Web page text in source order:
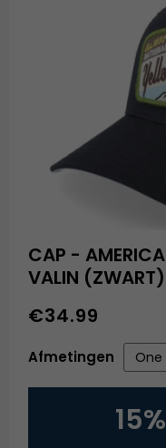
CAP -
VALIN (ZWART)
€34.99
Afmetingen